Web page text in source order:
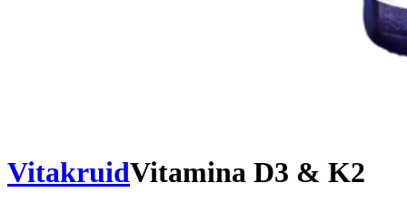
VitakruidVitamina D3 & K2